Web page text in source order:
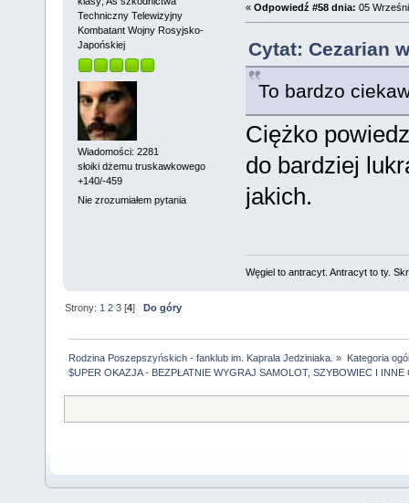
Techniczny Telewizyjny
Kombatant Wojny Rosyjsko-
Japońskiej
Wiadomości: 2281
słoiki dżemu truskawkowego
+140/-459
Nie zrozumiałem pytania
« Odpowiedź #58 dnia: 05
Cytat: Cezarian
To bardzo
Ciężko
do bardziej
jakich.
Węgiel to antracyt. Antracyt to ty.
Strony: 1 2 3 [4]Do góry
Rodzina Poszepszyńskich - fanklub im. Kaprala Jedziniaka. » Kategoria
$UPER OKAZJA - BEZPŁATNIE WYGRAJ SAMOLOT, SZYBOWIEC I